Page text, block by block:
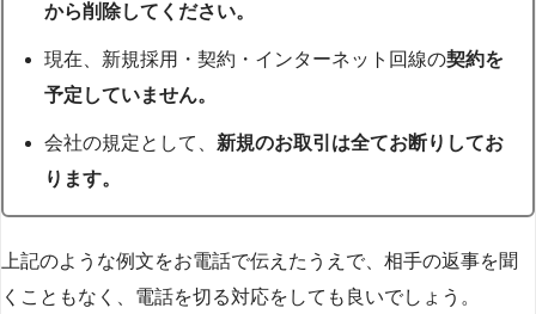
から削除してください。
現在、新規採用・契約・インターネット回線の契約を
予定していません。
会社の規定として、 新規のお取引は全てお断りしてお
ります。
上記のような例文をお電話で伝えたうえで、相手の返事を聞
くこともなく、電話を切る対応をしても良いでしょう。